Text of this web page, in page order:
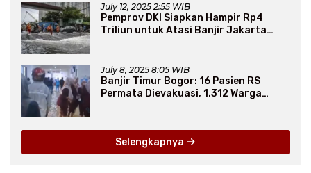
July 12, 2025 2:55 WIB
Pemprov DKI Siapkan Hampir Rp4
Triliun untuk Atasi Banjir Jakarta
July 8, 2025 8:05 WIB
Banjir Timur Bogor: 16 Pasien RS
Permata Dievakuasi, 1.312 Warga
Selengkapnya